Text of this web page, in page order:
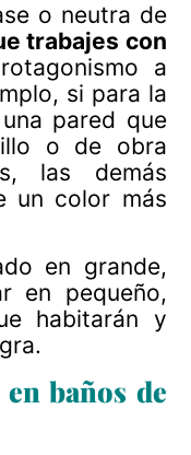
o neutra de
trabajes con
a
si para la
pared que
o de obra
las demás
un color más
en grande,
en pequeño,
habitarán y
baños de